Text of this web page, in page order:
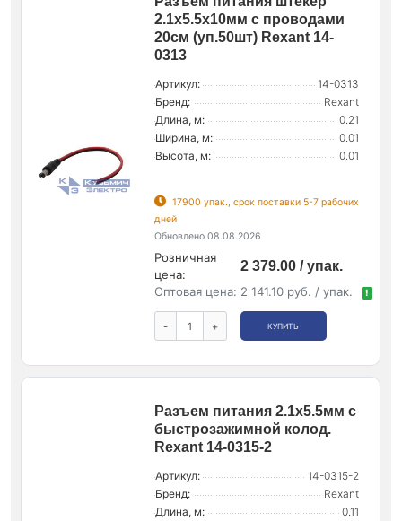
2.1х5.5х10мм с проводами
20см (уп.50шт) Rexant 14-
0313
Артикул:
14-0313
Бренд:
Rexant
Длина, м:
0.21
Ширина, м:
0.01
Высота, м:
0.01
17900 упак., срок поставки 5-7 рабочих
дней
Обновлено 08.08.2026
Розничная
цена:
2 379.00 / упак.
Оптовая цена: 2 141.10 руб. / упак. !
- + КУПИТЬ
Разъем питания 2.1х5.5мм с
быстрозажимной колод.
Rexant 14-0315-2
Артикул:
14-0315-2
Бренд:
Rexant
Длина, м:
0.11